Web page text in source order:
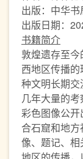
出版：中华
出版日期：
书籍简介
敦煌遗存至
西地区传播
种文明长期
几年大量的
彩色图像公
合石窟和地
像、题记、